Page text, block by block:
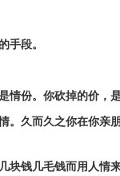
段。
情份。你砍掉的价，
久而久之你在你亲
块钱几毛钱而用人情